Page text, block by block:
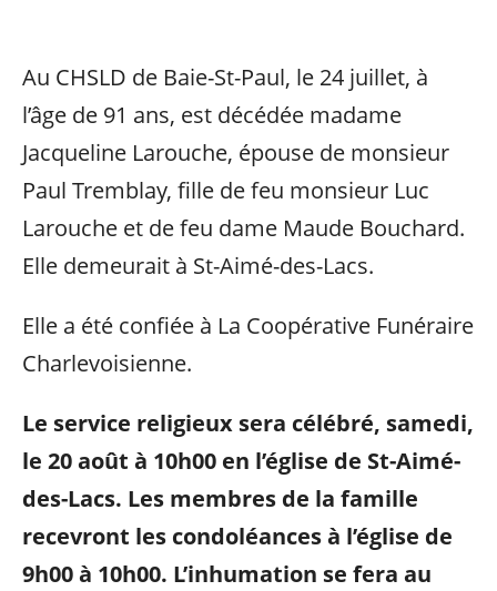
Au CHSLD de Baie-St-Paul, le 24 juillet, à
l’âge de 91 ans, est décédée madame
Jacqueline Larouche, épouse de monsieur
Paul Tremblay, fille de feu monsieur Luc
Larouche et de feu dame Maude Bouchard.
Elle demeurait à St-Aimé-des-Lacs.
Elle a été confiée à La Coopérative Funéraire
Charlevoisienne.
Le service religieux sera célébré, samedi,
le 20 août à 10h00 en l’église de St-Aimé-
des-Lacs. Les membres de la famille
recevront les condoléances à l’église de
9h00 à 10h00. L’inhumation se fera au